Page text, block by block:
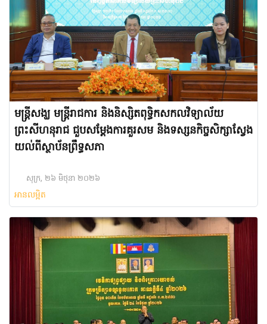
មន្ត្រីសង្ឃ មន្រ្តីរាជការ និងនិស្សិតពុទ្ធិកសកលវិទ្យាល័យ
ព្រះសីហនុរាជ ជួបសម្តែងការគួរសម និងទស្សនកិច្ចសិក្សាស្វែង
យល់ពីស្ថាប័នព្រឹទ្ធសភា
សុក្រ, ២៦ មិថុនា ២០២៦
អានលម្អិត